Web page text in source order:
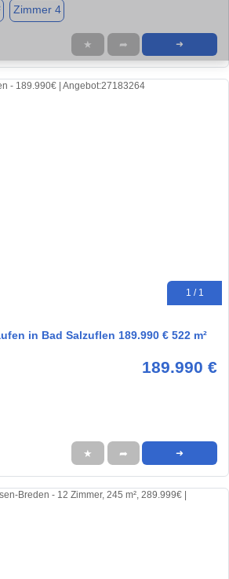
Zimmer 4
★ ➦ ➜
1 / 1
in Bad Salzuflen 189.990 € 522 m²
189.990 €
★ ➦ ➜